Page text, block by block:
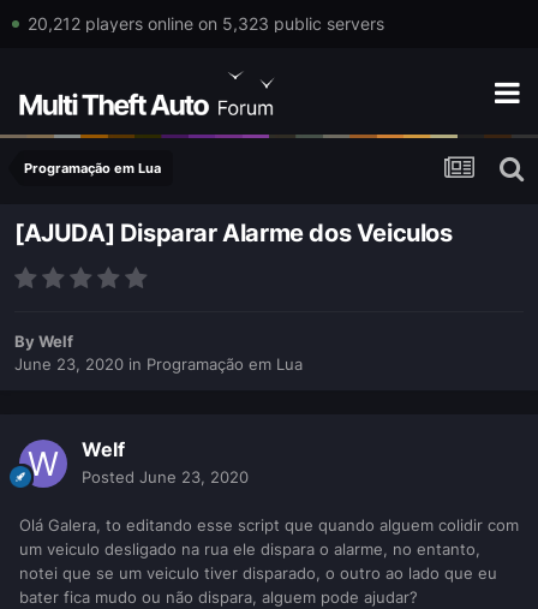
20,212 players online on 5,323 public servers
Programação em Lua
[AJUDA] Disparar Alarme dos Veiculos
By Welf
June 23, 2020 in Programação em Lua
Welf
Posted June 23, 2020
Olá Galera, to editando esse script que quando alguem colidir com
um veiculo desligado na rua ele dispara o alarme, no entanto,
notei que se um veiculo tiver disparado, o outro ao lado que eu
bater fica mudo ou não dispara, alguem pode ajudar?